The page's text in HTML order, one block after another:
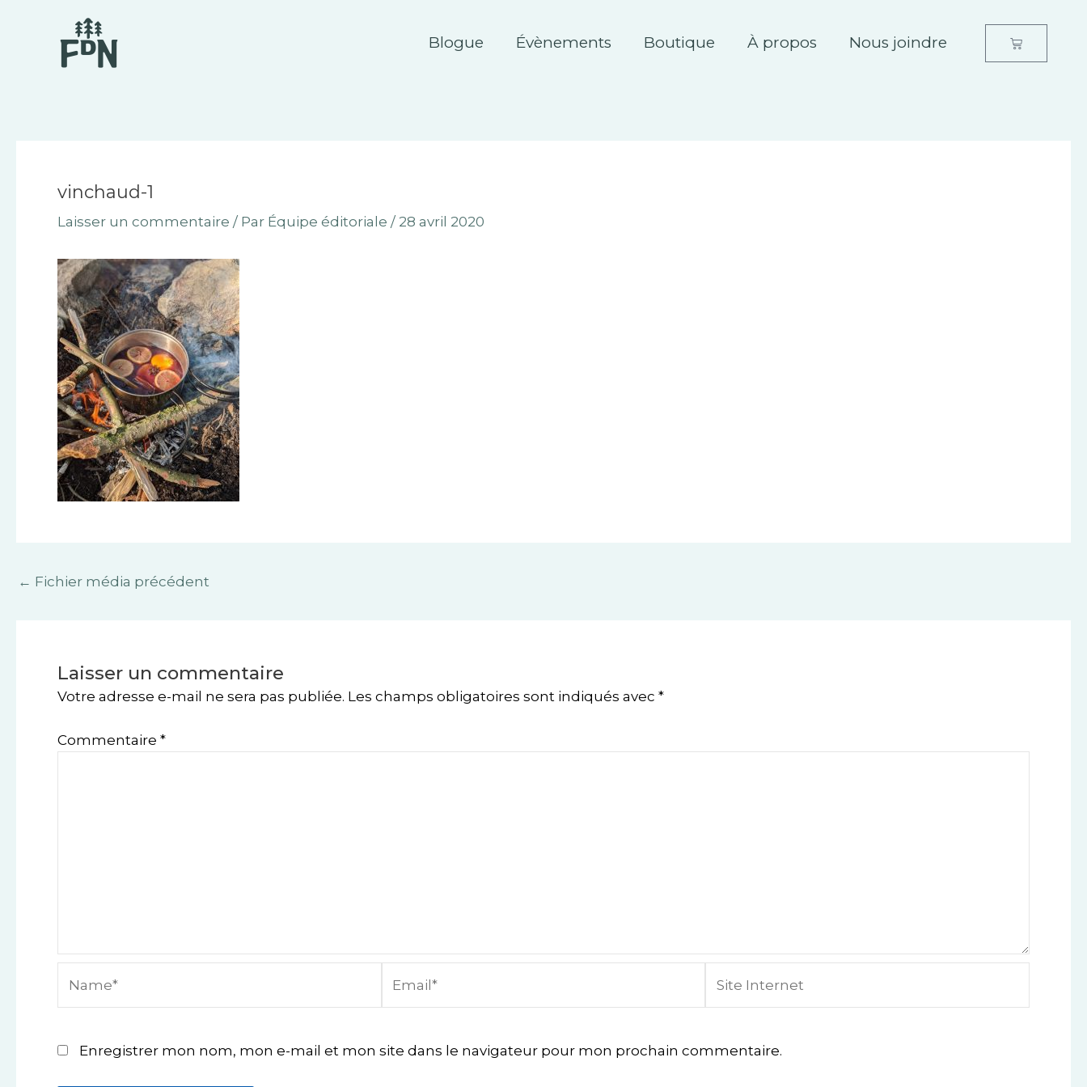
Blogue Évènements Boutique À propos Nous joindre Panier
vinchaud-1
Laisser un commentaire / Par Équipe éditoriale / 28 avril 2020
← Fichier média précédent
Laisser un commentaire
Votre adresse e-mail ne sera pas publiée. Les champs obligatoires sont indiqués avec *
Commentaire *
Enregistrer mon nom, mon e-mail et mon site dans le navigateur pour mon prochain commentaire.